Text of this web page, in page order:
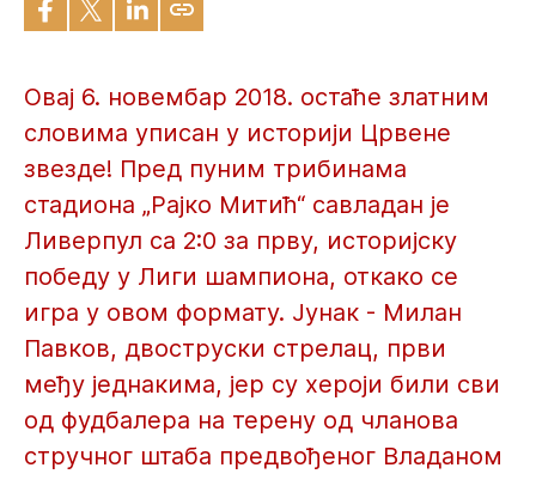
Овај 6. новембар 2018. остаће златним
словима уписан у историји Црвене
звезде! Пред пуним трибинама
стадиона „Рајко Митић“ савладан је
Ливерпул са 2:0 за прву, историјску
победу у Лиги шампиона, откако се
игра у овом формату. Јунак - Милан
Павков, двоструски стрелац, први
међу једнакима, јер су хероји били сви
од фудбалера на терену од чланова
стручног штаба предвођеног Владаном